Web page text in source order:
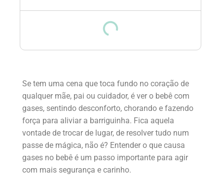
Se tem uma cena que toca fundo no coração de
qualquer mãe, pai ou cuidador, é ver o bebê com
gases, sentindo desconforto, chorando e fazendo
força para aliviar a barriguinha. Fica aquela
vontade de trocar de lugar, de resolver tudo num
passe de mágica, não é? Entender o que causa
gases no bebê é um passo importante para agir
com mais segurança e carinho.